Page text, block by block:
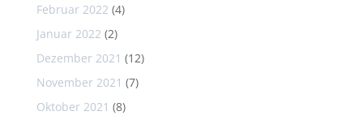
Februar 2022 (4)
Januar 2022 (2)
Dezember 2021 (12)
November 2021 (7)
Oktober 2021 (8)